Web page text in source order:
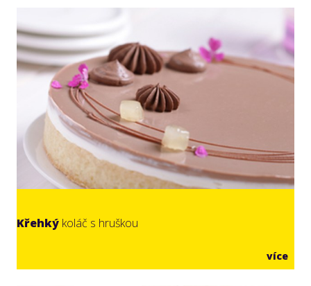
Křehký koláč s hruškou
více